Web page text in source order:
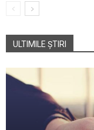
ULTIMILE ȘTIRI